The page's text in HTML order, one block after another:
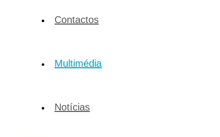
Contactos
Multimédia
Notícias